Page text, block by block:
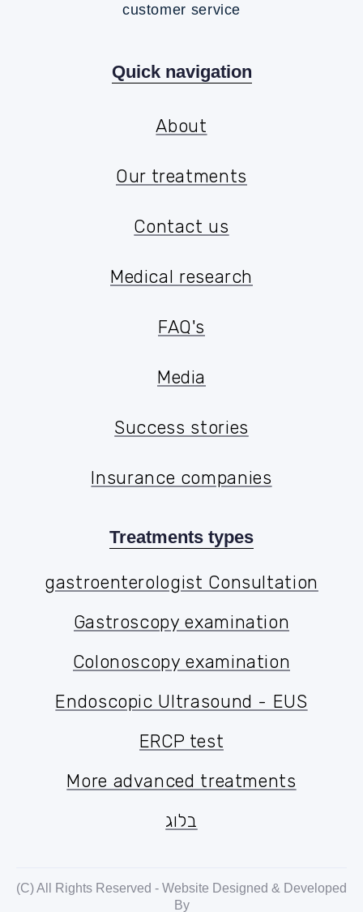
customer service
Quick navigation
About
Our treatments
Contact us
Medical research
FAQ's
Media
Success stories
Insurance companies
Treatments types
gastroenterologist Consultation
Gastroscopy examination
Colonoscopy examination
Endoscopic Ultrasound - EUS
ERCP test
More advanced treatments
More advanced treatments
בלוג
(C) All Rights Reserved - Website Designed & Developed
By